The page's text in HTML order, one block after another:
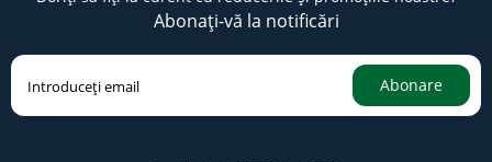
Abonați-vă la notificări
Abonare